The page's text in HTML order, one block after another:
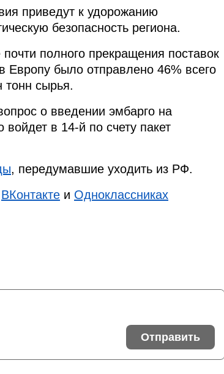
приведут к удорожанию
безопасность региона.
полного прекращения поставок
Европу было отправлено 46% всего
тонн сырья.
о введении эмбарго на
в 14-й по счету пакет
, передумавшие уходить из РФ.
ВКонтакте и Одноклассниках
Отправить